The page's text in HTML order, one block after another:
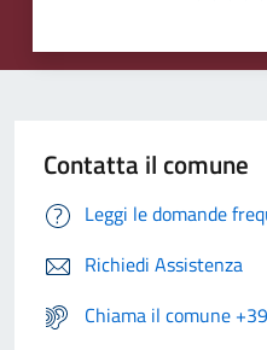
Contatta il comune
Leggi le domande
Richiedi Assistenza
Chiama il comune